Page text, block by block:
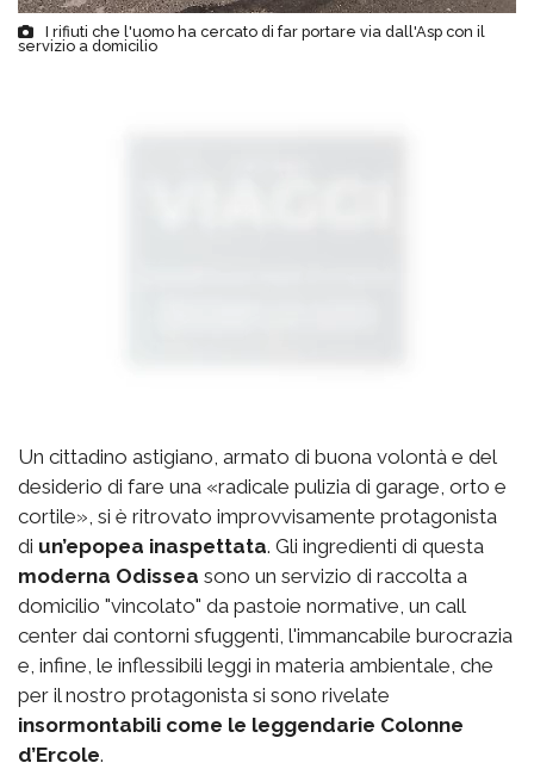
I rifiuti che l'uomo ha cercato di far portare via dall'Asp con il
servizio a domicilio
Un cittadino astigiano, armato di buona volontà e del
desiderio di fare una «radicale pulizia di garage, orto e
cortile», si è ritrovato improvvisamente protagonista
di un’epopea inaspettata. Gli ingredienti di questa
moderna Odissea sono un servizio di raccolta a
domicilio "vincolato" da pastoie normative, un call
center dai contorni sfuggenti, l'immancabile burocrazia
e, infine, le inflessibili leggi in materia ambientale, che
per il nostro protagonista si sono rivelate
insormontabili come le leggendarie Colonne
d’Ercole.